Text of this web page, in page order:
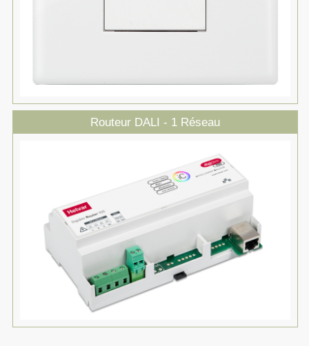
Routeur DALI - 1 Réseau